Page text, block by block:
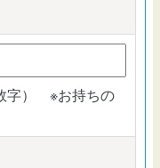
字） ※お持ちの